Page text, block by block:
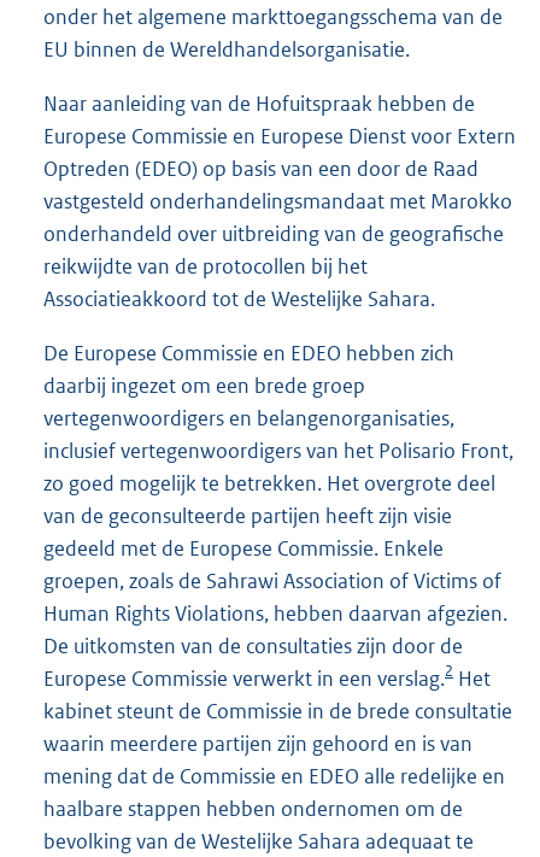
onder het algemene markttoegangsschema van de
EU binnen de Wereldhandelsorganisatie.
Naar aanleiding van de Hofuitspraak hebben de
Europese Commissie en Europese Dienst voor Extern
Optreden (EDEO) op basis van een door de Raad
vastgesteld onderhandelingsmandaat met Marokko
onderhandeld over uitbreiding van de geografische
reikwijdte van de protocollen bij het
Associatieakkoord tot de Westelijke Sahara.
De Europese Commissie en EDEO hebben zich
daarbij ingezet om een brede groep
vertegenwoordigers en belangenorganisaties,
inclusief vertegenwoordigers van het Polisario Front,
zo goed mogelijk te betrekken. Het overgrote deel
van de geconsulteerde partijen heeft zijn visie
gedeeld met de Europese Commissie. Enkele
groepen, zoals de Sahrawi Association of Victims of
Human Rights Violations, hebben daarvan afgezien.
De uitkomsten van de consultaties zijn door de
Europese Commissie verwerkt in een verslag.2 Het
kabinet steunt de Commissie in de brede consultatie
waarin meerdere partijen zijn gehoord en is van
mening dat de Commissie en EDEO alle redelijke en
haalbare stappen hebben ondernomen om de
bevolking van de Westelijke Sahara adequaat te